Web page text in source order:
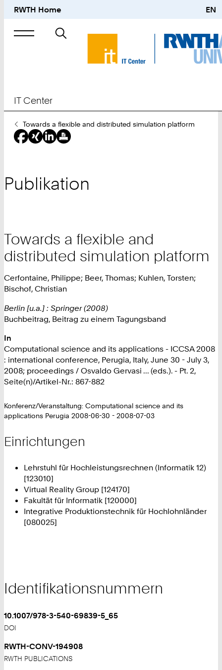
RWTH Home EN
Suche
nach
IT Center
Sie
sind
hier:
Towards a flexible and distributed simulation platform
Publikation
Towards a flexible and
distributed simulation platform
Cerfontaine, Philippe; Beer, Thomas; Kuhlen, Torsten;
Bischof, Christian
Berlin [u.a.] : Springer (2008)
Buchbeitrag, Beitrag zu einem Tagungsband
In
Computational science and its applications - ICCSA 2008
: international conference, Perugia, Italy, June 30 - July 3,
2008; proceedings / Osvaldo Gervasi ... (eds.). - Pt. 2,
Seite(n)/Artikel-Nr.: 867-882
Konferenz/Veranstaltung: Computational science and its
applications Perugia 2008-06-30 - 2008-07-03
Einrichtungen
Lehrstuhl für Hochleistungsrechnen (Informatik 12)
[123010]
Virtual Reality Group [124170]
Fakultät für Informatik [120000]
Integrative Produktionstechnik für Hochlohnländer
[080025]
Identifikationsnummern
10.1007/978-3-540-69839-5_65
DOI
RWTH-CONV-194908
RWTH PUBLICATIONS